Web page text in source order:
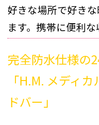
好きな場所で好き
ます。携帯に便利な
完全防水仕様の
「H.M. メディ
ドバー」